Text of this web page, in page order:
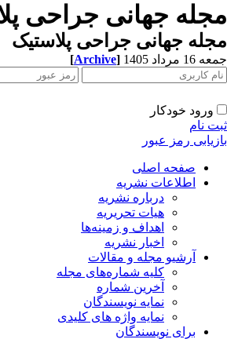
مجله جهانی جراحی
مجله جهانی جراحی پلاستیک
جمعه 16 مرداد 1405 [Archive]
ورود خودکار
ثبت نام
بازیابی رمز عبور
صفحه اصلی
اطلاعات نشریه
درباره نشریه
هیات تحریریه
اهداف و زمینه‌ها
اخبار نشریه
آرشیو مجله و مقالات
کلیه شماره‌های مجله
آخرین شماره
نمایه نویسندگان
نمایه واژه های کلیدی
برای نویسندگان